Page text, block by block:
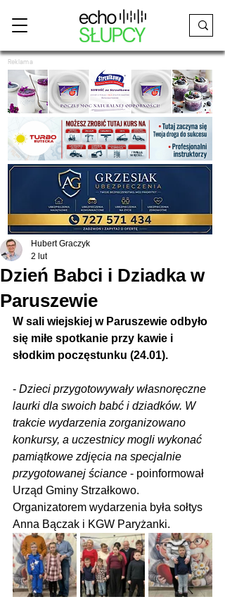
Reklama
Dzień Babci i Dziadka w
Paruszewie
Hubert Graczyk
2 lut
W sali wiejskiej w Paruszewie odbyło
się miłe spotkanie przy kawie i
słodkim poczęstunku (24.01).
- Dzieci przygotowywały własnoręczne
laurki dla swoich babć i dziadków. W
trakcie wydarzenia zorganizowano
konkursy, a uczestnicy mogli wykonać
pamiątkowe zdjęcia na specjalnie
przygotowanej ściance - poinformował
Urząd Gminy Strzałkowo.
Organizatorem wydarzenia była sołtys
Anna Bączak i KGW Paryżanki.